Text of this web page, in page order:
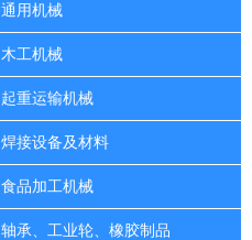
通用机械
木工机械
起重运输机械
焊接设备及材料
食品加工机械
轴承、工业轮、橡胶制品